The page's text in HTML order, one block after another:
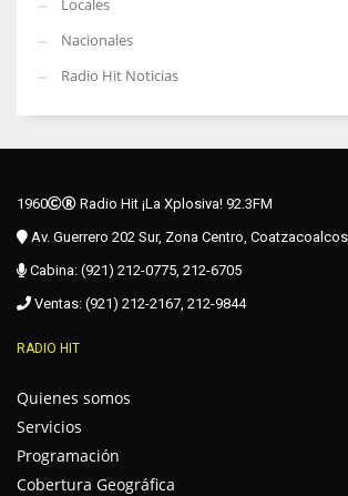
Locales
Nacionales
Radio Hit Noticias
1960
Radio Hit ¡La Xplosiva! 92.3FM
Av. Guerrero 202 Sur, Zona Centro,
Cabina: (921) 212-0775, 212-6705
Ventas: (921) 212-2167, 212-9844
RADIO HIT
Quienes somos
Servicios
Programación
Cobertura Geográfica